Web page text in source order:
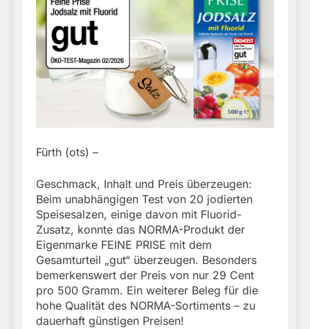
Beinahekollision an
Bahnübergang in Aubing
/ Bundespolizei ermittelt
wegen gefährlichen
Eingriffs in den
Bahnverkehr
Fürth (ots) –
Geschmack, Inhalt und Preis überzeugen:
Beim unabhängigen Test von 20 jodierten
Speisesalzen, einige davon mit Fluorid-
Zusatz, konnte das NORMA-Produkt der
Eigenmarke FEINE PRISE mit dem
Gesamturteil „gut“ überzeugen. Besonders
bemerkenswert der Preis von nur 29 Cent
pro 500 Gramm. Ein weiterer Beleg für die
hohe Qualität des NORMA-Sortiments – zu
dauerhaft günstigen Preisen!